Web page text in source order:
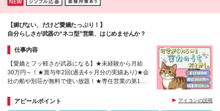
【媚びない、だけど愛嬌たっぷり！】
自分らしさが武器の“ネコ型”営業、はじめませんか？
仕事内容
【愛嬌とフッ軽さが武器になる】★未経験から月給
30万円～！★賞与年2回(過去4ヶ月分の実績あり)★会
社の船や別荘が無料で使い放題！★専任営業の第1号
アピールポイント
アイコンの説明